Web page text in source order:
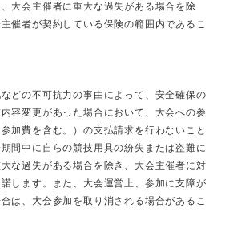
大会主催者に重大な過失がある場合を除
催者が契約している保険の範囲内であるこ
どの不可抗力の事由によって、安全確保の
容変更があった場合において、大会への参
加費を含む。）の支払請求を行わないこと
間中に自らの競技用具の紛失または盗難に
な過失がある場合を除き、大会主催者に対
します。また、大会運営上、参加に支障が
は、大会参加を取り消される場合があるこ